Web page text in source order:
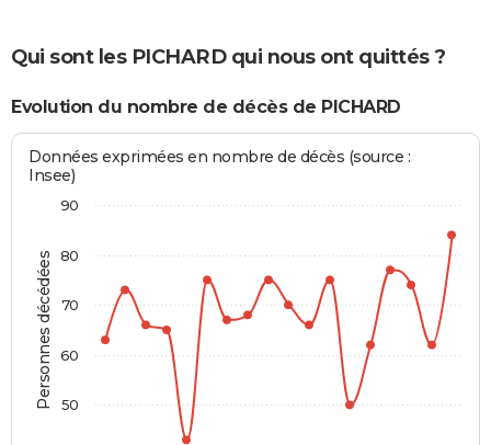
Qui sont les PICHARD qui nous ont quittés ?
Evolution du nombre de décès de PICHARD
Personnes décédées
Données exprimées en nombre de décès (source :
Insee)
50
60
70
80
90